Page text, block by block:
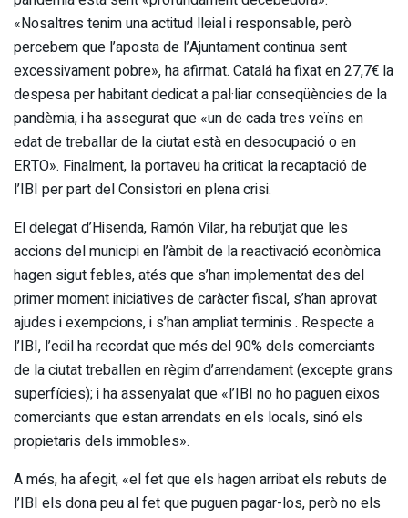
«Nosaltres tenim una actitud lleial i responsable, però
percebem que l’aposta de l’Ajuntament continua sent
excessivament pobre», ha afirmat. Catalá ha fixat en 27,7€ la
despesa per habitant dedicat a pal·liar conseqüències de la
pandèmia, i ha assegurat que «un de cada tres veïns en
edat de treballar de la ciutat està en desocupació o en
ERTO». Finalment, la portaveu ha criticat la recaptació de
l’IBI per part del Consistori en plena crisi.
El delegat d’Hisenda, Ramón Vilar, ha rebutjat que les
accions del municipi en l’àmbit de la reactivació econòmica
hagen sigut febles, atés que s’han implementat des del
primer moment iniciatives de caràcter fiscal, s’han aprovat
ajudes i exempcions, i s’han ampliat terminis . Respecte a
l’IBI, l’edil ha recordat que més del 90% dels comerciants
de la ciutat treballen en règim d’arrendament (excepte grans
superfícies); i ha assenyalat que «l’IBI no ho paguen eixos
comerciants que estan arrendats en els locals, sinó els
propietaris dels immobles».
A més, ha afegit, «el fet que els hagen arribat els rebuts de
l’IBI els dona peu al fet que puguen pagar-los, però no els